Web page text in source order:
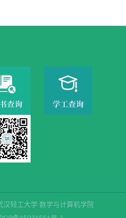
查询

学工查询
轻工大学 数学与计算机学院